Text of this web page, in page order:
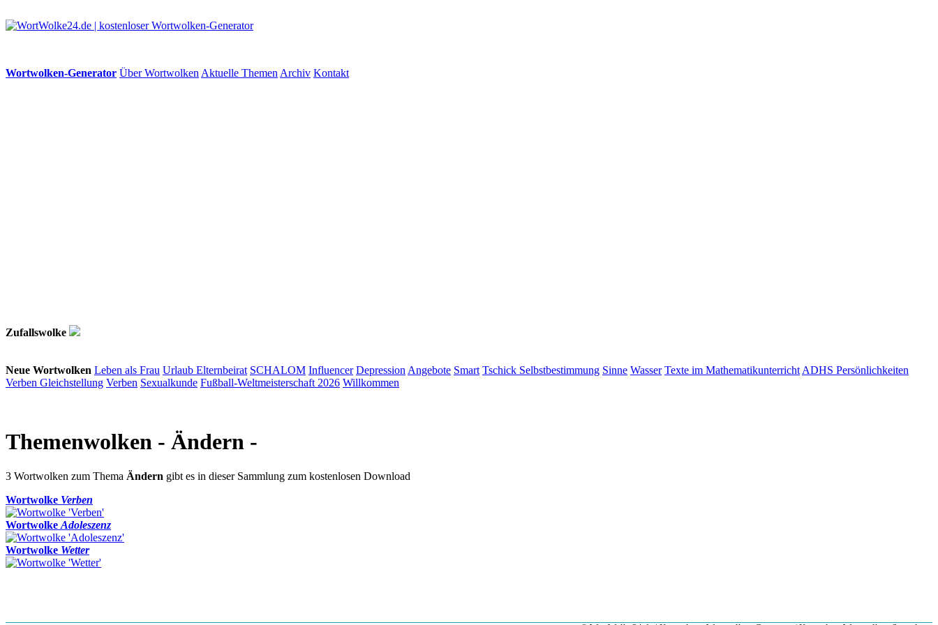
Wortwolken-Generator Über Wortwolken Aktuelle Themen Archiv Kontakt
Zufallswolke
Neue Wortwolken Leben als Frau Urlaub Elternbeirat SCHALOM Influencer Depression Angebote Smart Tschick Selbstbestimmung Sinne Wasser Texte im Mathematikunterricht ADHS Persönlichkeiten
Verben Gleichstellung Verben Sexualkunde Fußball-Weltmeisterschaft 2026 Willkommen
Themenwolken - Ändern -
3 Wortwolken zum Thema Ändern gibt es in dieser Sammlung zum kostenlosen Download
Wortwolke Verben
Wortwolke Adoleszenz
Wortwolke Wetter